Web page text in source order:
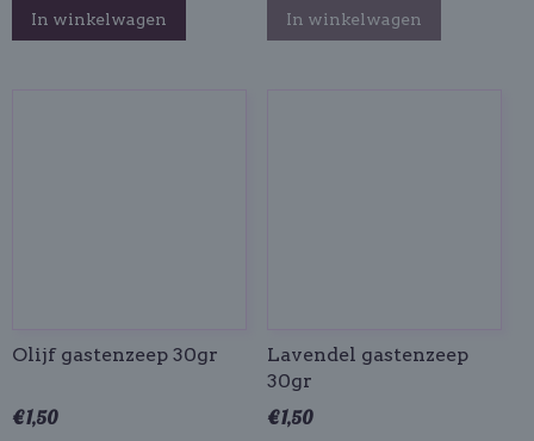
In winkelwagen
In winkelwagen
Olijf gastenzeep 30gr
€ 1,50
Lavendel gastenzeep
30gr
€ 1,50